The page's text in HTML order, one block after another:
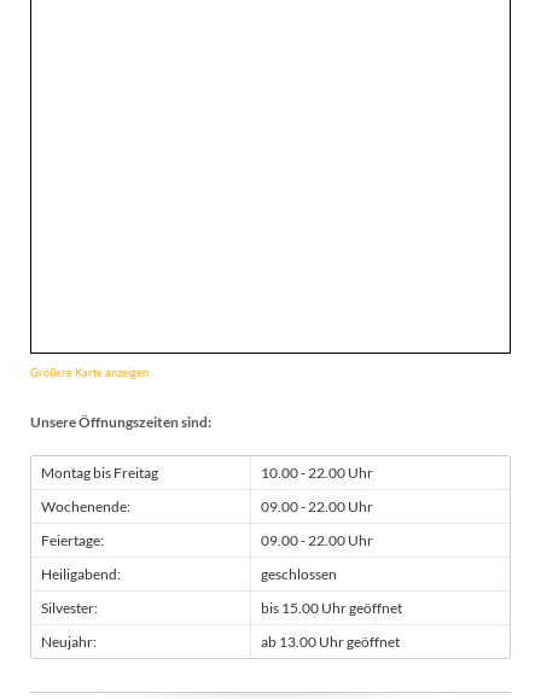
Größere Karte anzeigen
Unsere Öffnungszeiten sind:
Montag bis Freitag
10.00 - 22.00 Uhr
Wochenende:
09.00 - 22.00 Uhr
Feiertage:
09.00 - 22.00 Uhr
Heiligabend:
geschlossen
Silvester:
bis 15.00 Uhr geöffnet
Neujahr:
ab 13.00 Uhr geöffnet